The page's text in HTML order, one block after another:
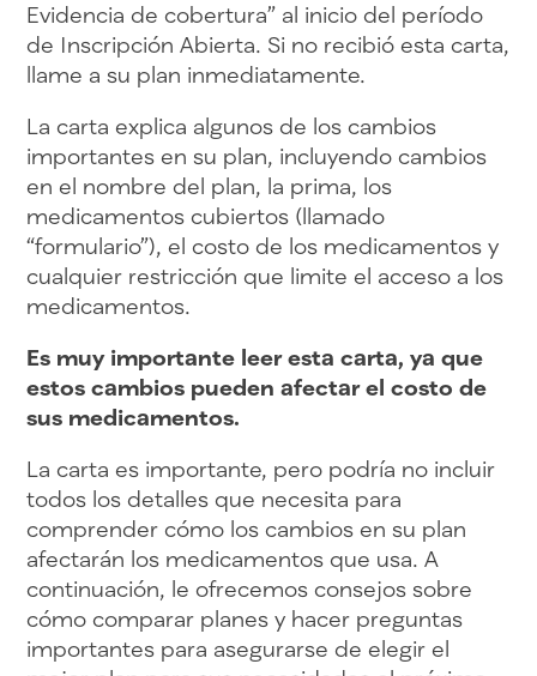
Evidencia de cobertura” al inicio del período
de Inscripción Abierta. Si no recibió esta carta,
llame a su plan inmediatamente.
La carta explica algunos de los cambios
importantes en su plan, incluyendo cambios
en el nombre del plan, la prima, los
medicamentos cubiertos (llamado
“formulario”), el costo de los medicamentos y
cualquier restricción que limite el acceso a los
medicamentos.
Es muy importante leer esta carta, ya que
estos cambios pueden afectar el costo de
sus medicamentos.
La carta es importante, pero podría no incluir
todos los detalles que necesita para
comprender cómo los cambios en su plan
afectarán los medicamentos que usa. A
continuación, le ofrecemos consejos sobre
cómo comparar planes y hacer preguntas
importantes para asegurarse de elegir el